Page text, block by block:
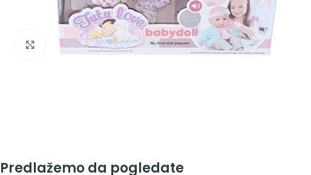
Zumiraj sliku
Predlažemo da pogledate